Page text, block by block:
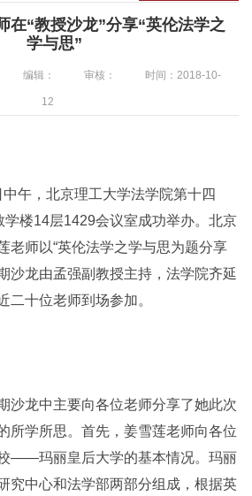
在“教授沙龙”分享“英伦法学之
学与思”
编辑： 审核： 时间：2018-10-
12
，北京理工大学法学院第十四
学楼14层1429会议室成功举办。北京
老师以“英伦法学之学与思为题分享
沙龙由孟强副教授主持，法学院齐延
二十位老师到场参加。
龙中主要向各位老师分享了她此次
所学所思。首先，姜雪莲老师向各位
——玛丽皇后大学的基本情况。玛丽
究中心和法学部两部分组成，根据英